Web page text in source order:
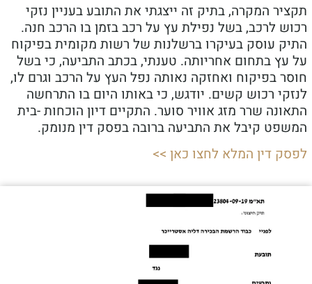
תקציר המקרה, בתיק זה ייצגתי את התובע בעניין נזקי
רכוש לרכב, בשל נפילת עץ על רכב בזמן בו הרכב חנה.
התיק עוסק בעיקרו ברשלנות של רשות מקומית בפיקוח
על עץ בתחום אחריותה. טענתי, בכתב התביעה, כי בשל
חוסר בפיקוח ואחזקה נאותה נפל העץ על הרכב וגרם לו,
לנזקי רכוש קשים. יודגש, כי באותו היום בו התרחשה
התאונה שרר מזג אוויר סוער. התקיים דיון הוכחות -בית
המשפט קיבל את התביעה ברובה בפסק דין מנומק.
לפסק דין המלא לחצו כאן >>